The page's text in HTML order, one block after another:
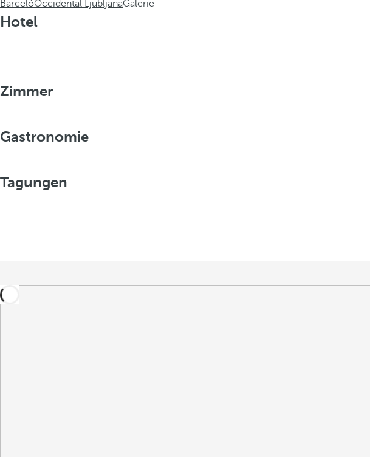
BarcelóOccidental LjubljanaGalerie
Hotel
Zimmer
Gastronomie
Tagungen